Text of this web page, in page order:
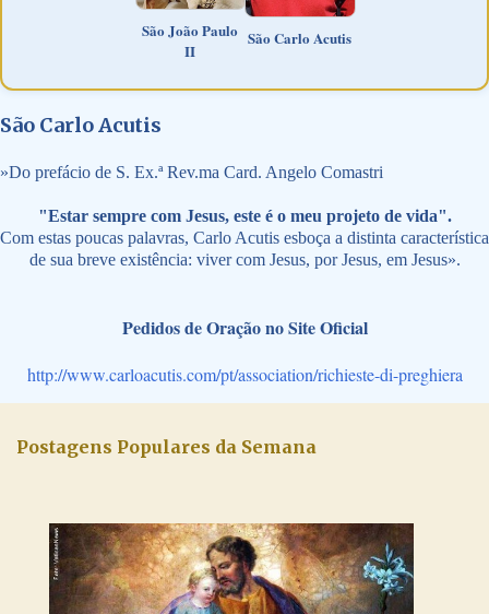
São João Paulo
II
São Carlo Acutis
São Carlo Acutis
»Do prefácio de S. Ex.ª Rev.ma Card. Angelo Comastri
"Estar sempre com Jesus, este é o meu projeto de vida".
Com estas poucas palavras, Carlo Acutis esboça a distinta característica
de sua breve existência: viver com Jesus, por Jesus, em Jesus».
Pedidos de Oração no Site Oficial
http://www.carloacutis.com/pt/association/richieste-di-preghiera
Postagens Populares da Semana